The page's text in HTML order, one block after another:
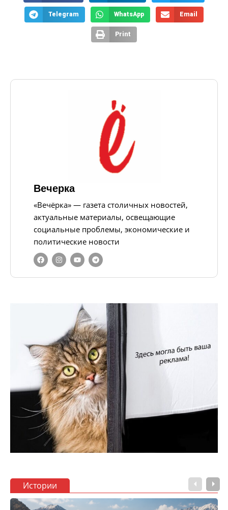
Telegram WhatsApp Email
Print
Вечерка
«Вечёрка» — газета столичных новостей,
актуальные материалы, освещающие
социальные проблемы, экономические и
политические новости
Истории